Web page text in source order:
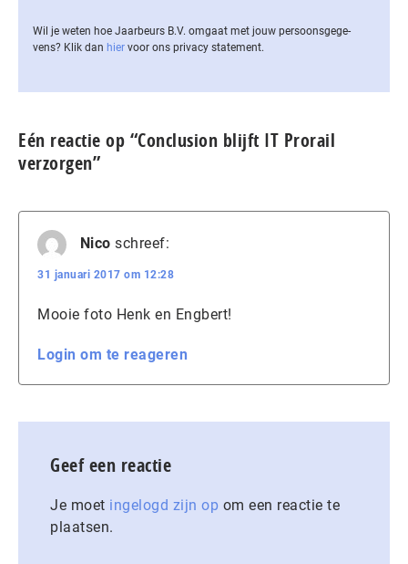
Wil je weten hoe Jaarbeurs B.V. omgaat met jouw per­soons­ge­ge­
vens? Klik dan hier voor ons privacy statement.
Eén reactie op “Conclusion blijft IT Prorail
verzorgen”
Nico schreef:
31 januari 2017 om 12:28
Mooie foto Henk en Engbert!
Login om te reageren
Geef een reactie
Je moet ingelogd zijn op om een reactie te
plaatsen.